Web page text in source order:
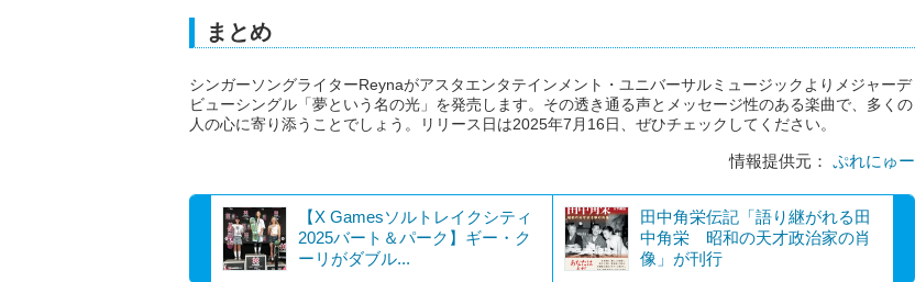
まとめ
シンガーソングライターReynaがアスタエンタテインメント・ユニバーサルミュージックよりメジャーデ
ビューシングル「夢という名の光」を発売します。その透き通る声とメッセージ性のある楽曲で、多くの
人の心に寄り添うことでしょう。リリース日は2025年7月16日、ぜひチェックしてください。
情報提供元： ぷれにゅー
【X Gamesソルトレイクシティ
2025バート＆パーク】ギー・ク
ーリがダブル...
田中角栄伝記「語り継がれる田
中角栄 昭和の天才政治家の肖
像」が刊行